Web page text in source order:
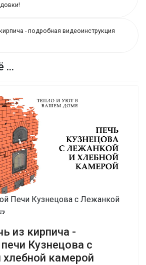
- подробная видеоинструкция
...
Печи Кузнецова с Лежанкой
из кирпича -
Кузнецова с
камерой